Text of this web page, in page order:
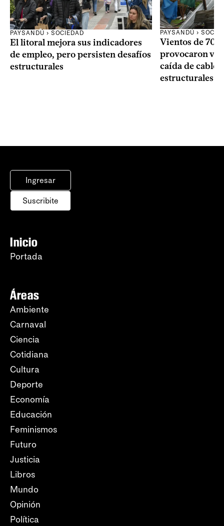
PAYSANDÚ › SOCIEDAD
El litoral mejora sus indicadores
de empleo, pero persisten desafíos
estructurales
PAYSANDÚ ›
Vientos de 70
provocaron
caída de cables
estructurales
Ingresar
Suscribite
Inicio
Portada
Áreas
Ambiente
Carnaval
Ciencia
Cotidiana
Cultura
Deporte
Economía
Educación
Feminismos
Futuro
Justicia
Libros
Mundo
Opinión
Política